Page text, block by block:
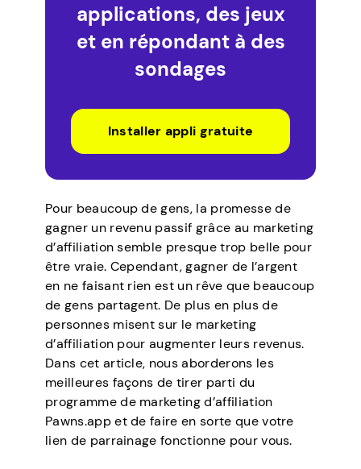
applications, des jeux
et en répondant à des
sondages
Installer appli gratuite
Pour beaucoup de gens, la promesse de
gagner un revenu passif grâce au marketing
d’affiliation semble presque trop belle pour
être vraie. Cependant, gagner de l’argent
en ne faisant rien est un rêve que beaucoup
de gens partagent. De plus en plus de
personnes misent sur le marketing
d’affiliation pour augmenter leurs revenus.
Dans cet article, nous aborderons les
meilleures façons de tirer parti du
programme de marketing d’affiliation
Pawns.app et de faire en sorte que votre
lien de parrainage fonctionne pour vous.